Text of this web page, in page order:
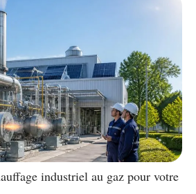
industriel au gaz pour votre